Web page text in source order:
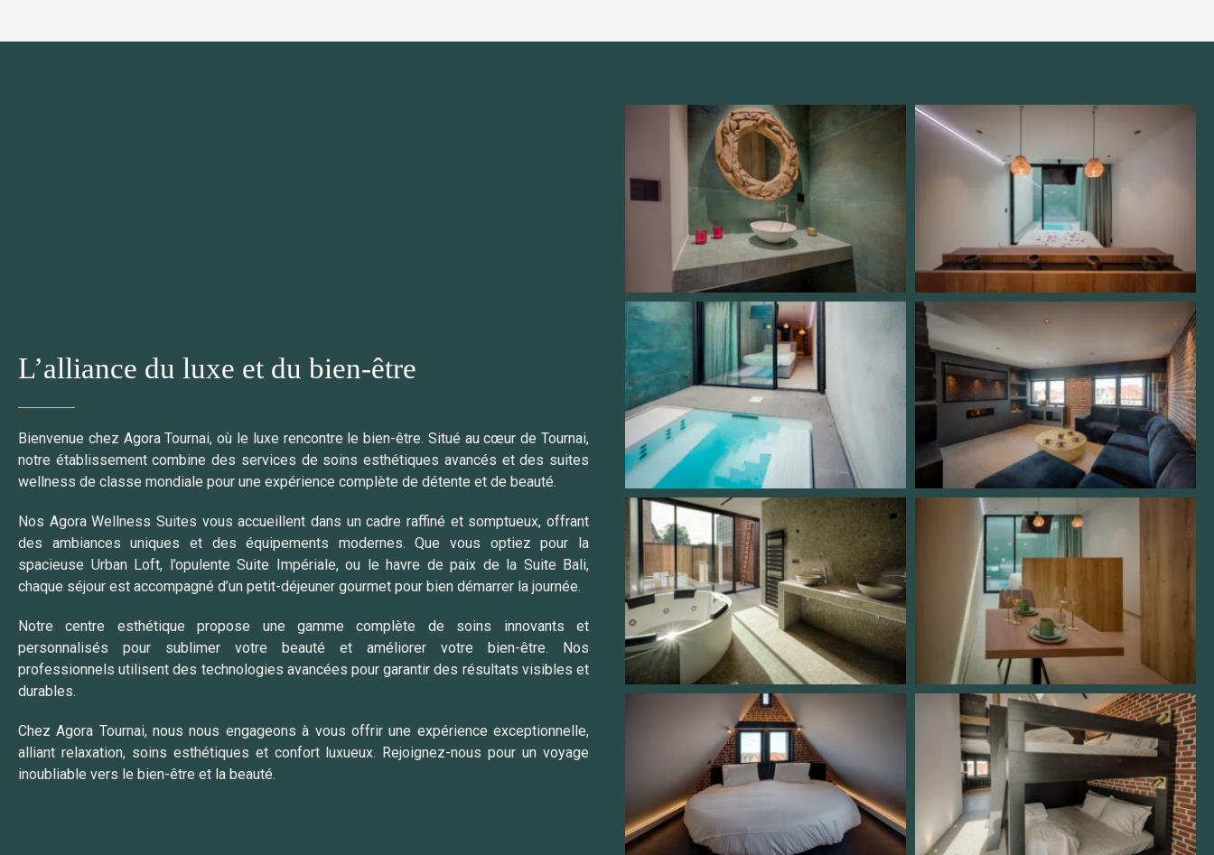
L’alliance du luxe et du bien-être
Bienvenue chez Agora Tournai, où le luxe rencontre le bien-être. Situé au cœur de Tournai,
notre établissement combine des services de soins esthétiques avancés et des suites
wellness de classe mondiale pour une expérience complète de détente et de beauté.
Nos Agora Wellness Suites vous accueillent dans un cadre raffiné et somptueux, offrant
des ambiances uniques et des équipements modernes. Que vous optiez pour la
spacieuse Urban Loft, l’opulente Suite Impériale, ou le havre de paix de la Suite Bali,
chaque séjour est accompagné d’un petit-déjeuner gourmet pour bien démarrer la journée.
Notre centre esthétique propose une gamme complète de soins innovants et
personnalisés pour sublimer votre beauté et améliorer votre bien-être. Nos
professionnels utilisent des technologies avancées pour garantir des résultats visibles et
durables.
Chez Agora Tournai, nous nous engageons à vous offrir une expérience exceptionnelle,
alliant relaxation, soins esthétiques et confort luxueux. Rejoignez-nous pour un voyage
inoubliable vers le bien-être et la beauté.